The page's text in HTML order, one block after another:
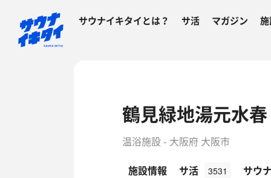
サウナイキタイとは？ サ活 マガジン
鶴見緑地湯元水春
温浴施設 - 大阪府 大阪市
施設情報
サ活 3531 サウ